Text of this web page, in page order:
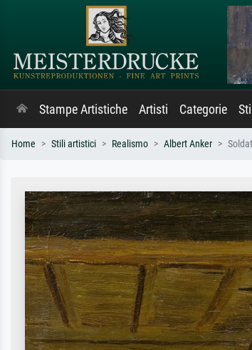
Stampe Artistiche Artisti Categorie
Home Stili artistici Realismo Albert Anker